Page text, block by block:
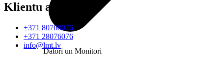
Datori un Monitori
Klientu atbalsts
+371 80768076
+371 28076076
info@lmt.lv